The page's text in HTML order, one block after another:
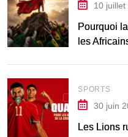
10 juillet
Pourquoi
les
SPORTS
30 juin
Les Lions